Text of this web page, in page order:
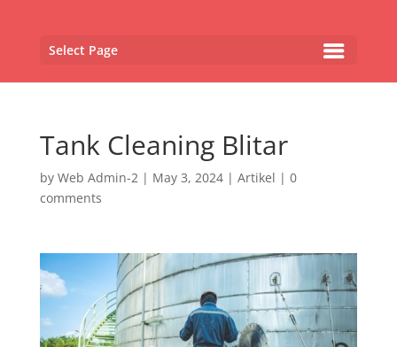
Select Page
Tank Cleaning Blitar
by Web Admin-2| May 3, 2024| Artikel | 0
comments